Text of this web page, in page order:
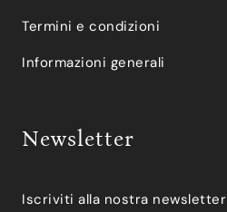
Termini e condizioni
Informazioni generali
Newsletter
Iscriviti alla nostra newsletter